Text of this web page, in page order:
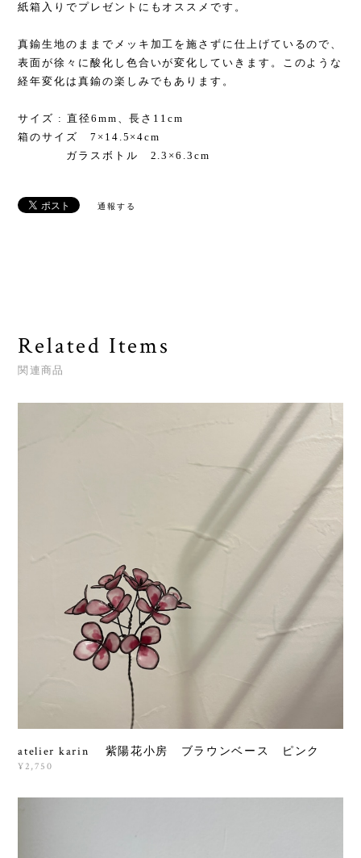
紙箱入りでプレゼントにもオススメです。
真鍮生地のままでメッキ加工を施さずに仕上げているので、
表面が徐々に酸化し色合いが変化していきます。このような
経年変化は真鍮の楽しみでもあります。
サイズ : 直径6mm、長さ11cm
箱のサイズ 7×14.5×4cm
ガラスボトル 2.3×6.3cm
通報する
Related Items
関連商品
atelier karin 紫陽花小房 ブラウンベース ピンク
¥2,750